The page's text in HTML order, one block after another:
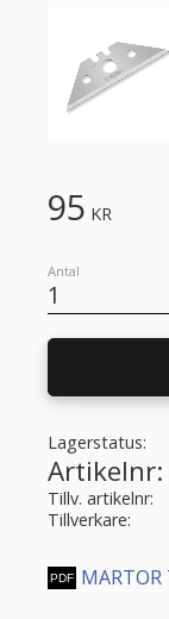
95 KR
Antal
Lagerstatus
Artikelnr
Tillv. artikelnr
Tillverkare